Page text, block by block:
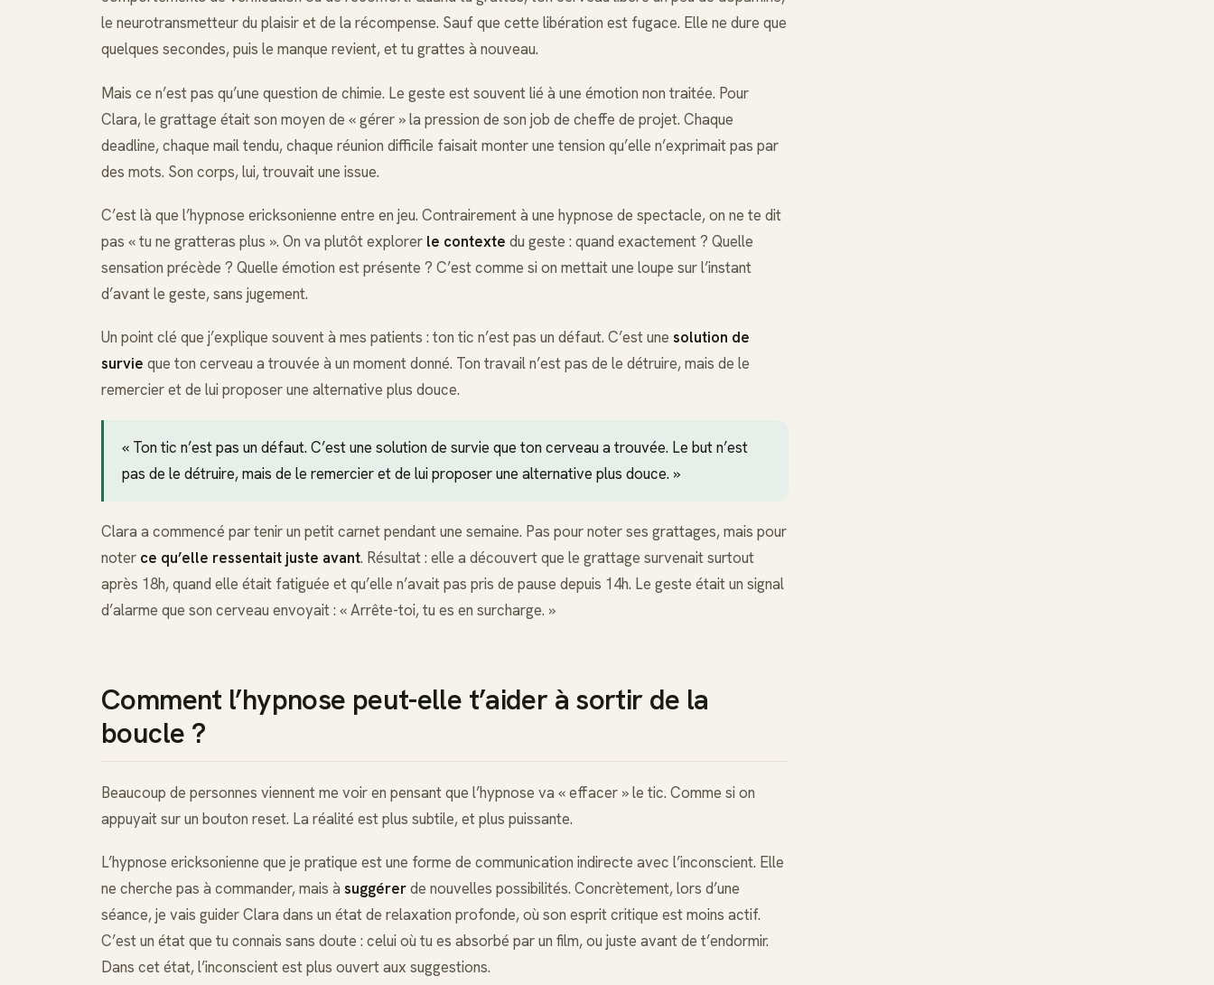
le neurotransmetteur du plaisir et de la récompense. Sauf que cette libération est fugace. Elle ne dure que
quelques secondes, puis le manque revient, et tu grattes à nouveau.
Mais ce n’est pas qu’une question de chimie. Le geste est souvent lié à une émotion non traitée. Pour
Clara, le grattage était son moyen de « gérer » la pression de son job de cheffe de projet. Chaque
deadline, chaque mail tendu, chaque réunion difficile faisait monter une tension qu’elle n’exprimait pas par
des mots. Son corps, lui, trouvait une issue.
C’est là que l’hypnose ericksonienne entre en jeu. Contrairement à une hypnose de spectacle, on ne te dit
pas « tu ne gratteras plus ». On va plutôt explorer le contexte du geste : quand exactement ? Quelle
sensation précède ? Quelle émotion est présente ? C’est comme si on mettait une loupe sur l’instant
d’avant le geste, sans jugement.
Un point clé que j’explique souvent à mes patients : ton tic n’est pas un défaut. C’est une solution de
survie que ton cerveau a trouvée à un moment donné. Ton travail n’est pas de le détruire, mais de le
remercier et de lui proposer une alternative plus douce.
« Ton tic n’est pas un défaut. C’est une solution de survie que ton cerveau a trouvée. Le but n’est
pas de le détruire, mais de le remercier et de lui proposer une alternative plus douce. »
Clara a commencé par tenir un petit carnet pendant une semaine. Pas pour noter ses grattages, mais pour
noter ce qu’elle ressentait juste avant. Résultat : elle a découvert que le grattage survenait surtout
après 18h, quand elle était fatiguée et qu’elle n’avait pas pris de pause depuis 14h. Le geste était un signal
d’alarme que son cerveau envoyait : « Arrête-toi, tu es en surcharge. »
Comment l’hypnose peut-elle t’aider à sortir de la
boucle ?
Beaucoup de personnes viennent me voir en pensant que l’hypnose va « effacer » le tic. Comme si on
appuyait sur un bouton reset. La réalité est plus subtile, et plus puissante.
L’hypnose ericksonienne que je pratique est une forme de communication indirecte avec l’inconscient. Elle
ne cherche pas à commander, mais à suggérerde nouvelles possibilités. Concrètement, lors d’une
séance, je vais guider Clara dans un état de relaxation profonde, où son esprit critique est moins actif.
C’est un état que tu connais sans doute : celui où tu es absorbé par un film, ou juste avant de t’endormir.
Dans cet état, l’inconscient est plus ouvert aux suggestions.